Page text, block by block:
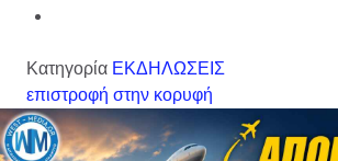
Κατηγορία ΕΚΔΗΛΩΣΕΙΣ
επιστροφή στην κορυφή